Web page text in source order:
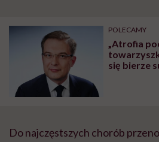
może chyba tylko
głupota i brak
wyobraźni"
pracy
POLECAMY
„Atrofia
się bierze
Do najczęstszych chorób